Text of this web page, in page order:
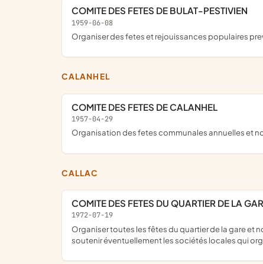
COMITE DES FETES DE BULAT-PESTIVIEN
1959-06-08
organiser des fetes et rejouissances populaires
CALANHEL
COMITE DES FETES DE CALANHEL
1957-04-29
Organisation des fetes communales annuelles et
CALLAC
COMITE DES FETES DU QUARTIER DE LA
1972-07-19
organiser toutes les fêtes du quartier de la gare et notamment le concours de boules du lundi des fêtes de la sainte barbe (lundi suivant le quatrième dimanche du mois de juillet) ;
soutenir éventuellement les sociétés locales qui